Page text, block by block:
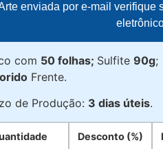
enviada por e-mail verifique
com 50 folhas; Sulfite 90g;
Frente.
de Produção: 3 dias úteis.
Desconto (%)